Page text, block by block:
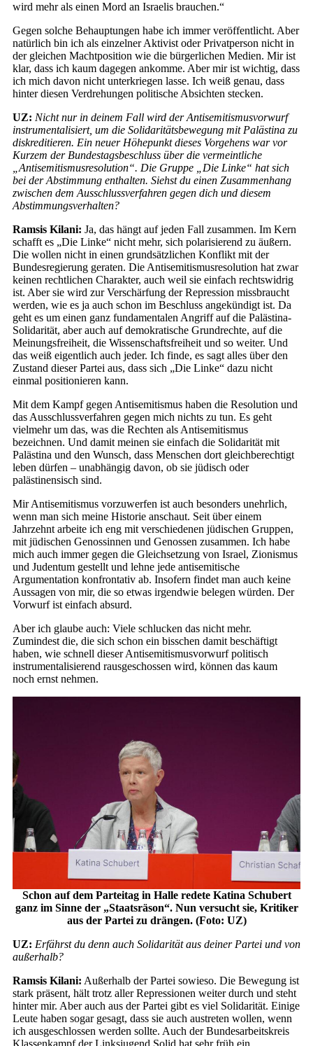
wird mehr als einen Mord an Israelis brauchen.“
Gegen solche Behauptungen habe ich immer veröffentlicht. Aber
natürlich bin ich als einzelner Aktivist oder Privatperson nicht in
der gleichen Machtposition wie die bürgerlichen Medien. Mir ist
klar, dass ich kaum dagegen ankomme. Aber mir ist wichtig, dass
ich mich davon nicht unterkriegen lasse. Ich weiß genau, dass
hinter diesen Verdrehungen politische Absichten stecken.
UZ: Nicht nur in deinem Fall wird der Antisemitismusvorwurf
instrumentalisiert, um die Solidaritätsbewegung mit Palästina zu
diskreditieren. Ein neuer Höhepunkt dieses Vorgehens war vor
Kurzem der Bundestagsbeschluss über die vermeintliche
„Antisemitismusresolution“. Die Gruppe „Die Linke“ hat sich
bei der Abstimmung enthalten. Siehst du einen Zusammenhang
zwischen dem Ausschlussverfahren gegen dich und diesem
Abstimmungsverhalten?
Ramsis Kilani: Ja, das hängt auf jeden Fall zusammen. Im Kern
schafft es „Die Linke“ nicht mehr, sich polarisierend zu äußern.
Die wollen nicht in einen grundsätzlichen Konflikt mit der
Bundesregierung geraten. Die Antisemitismusresolution hat zwar
keinen rechtlichen Charakter, auch weil sie einfach rechtswidrig
ist. Aber sie wird zur Verschärfung der Repression missbraucht
werden, wie es ja auch schon im Beschluss angekündigt ist. Da
geht es um einen ganz fundamentalen Angriff auf die Palästina-
Solidarität, aber auch auf demokratische Grundrechte, auf die
Meinungsfreiheit, die Wissenschaftsfreiheit und so weiter. Und
das weiß eigentlich auch jeder. Ich finde, es sagt alles über den
Zustand dieser Partei aus, dass sich „Die Linke“ dazu nicht
einmal positionieren kann.
Mit dem Kampf gegen Antisemitismus haben die Resolution und
das Ausschlussverfahren gegen mich nichts zu tun. Es geht
vielmehr um das, was die Rechten als Antisemitismus
bezeichnen. Und damit meinen sie einfach die Solidarität mit
Palästina und den Wunsch, dass Menschen dort gleichberechtigt
leben dürfen – unabhängig davon, ob sie jüdisch oder
palästinensisch sind.
Mir Antisemitismus vorzuwerfen ist auch besonders unehrlich,
wenn man sich meine Historie anschaut. Seit über einem
Jahrzehnt arbeite ich eng mit verschiedenen jüdischen Gruppen,
mit jüdischen Genossinnen und Genossen zusammen. Ich habe
mich auch immer gegen die Gleichsetzung von Israel, Zionismus
und Judentum gestellt und lehne jede antisemitische
Argumentation konfrontativ ab. Insofern findet man auch keine
Aussagen von mir, die so etwas irgendwie belegen würden. Der
Vorwurf ist einfach absurd.
Aber ich glaube auch: Viele schlucken das nicht mehr.
Zumindest die, die sich schon ein bisschen damit beschäftigt
haben, wie schnell dieser Antisemitismusvorwurf politisch
instrumentalisierend rausgeschossen wird, können das kaum
noch ernst nehmen.
Schon auf dem Parteitag in Halle redete Katina Schubert
ganz im Sinne der „Staatsräson“. Nun versucht sie, Kritiker
aus der Partei zu drängen. (Foto: UZ)
UZ: Erfährst du denn auch Solidarität aus deiner Partei und von
außerhalb?
Ramsis Kilani: Außerhalb der Partei sowieso. Die Bewegung ist
stark präsent, hält trotz aller Repressionen weiter durch und steht
hinter mir. Aber auch aus der Partei gibt es viel Solidarität. Einige
Leute haben sogar gesagt, dass sie auch austreten wollen, wenn
ich ausgeschlossen werden sollte. Auch der Bundesarbeitskreis